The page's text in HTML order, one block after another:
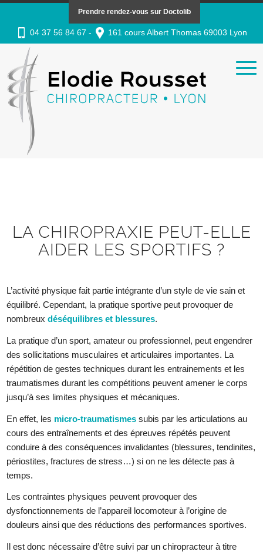
Prendre rendez-vous sur Doctolib
04 37 56 84 67 - 161 cours Albert Thomas 69003 Lyon
LA CHIROPRAXIE PEUT-ELLE
AIDER LES SPORTIFS ?
L’activité physique fait partie intégrante d’un style de vie sain et
équilibré. Cependant, la pratique sportive peut provoquer de
nombreuxdéséquilibres et blessures.
La pratique d’un sport, amateur ou professionnel, peut engendrer
des sollicitations musculaires et articulaires importantes. La
répétition de gestes techniques durant les entrainements et les
traumatismes durant les compétitions peuvent amener le corps
jusqu’à ses limites physiques et mécaniques.
En effet, les micro-traumatismes subis par les articulations au
cours des entraînements et des épreuves répétés peuvent
conduire à des conséquences invalidantes (blessures, tendinites,
périostites, fractures de stress…) si on ne les détecte pas à
temps.
Les contraintes physiques peuvent provoquer des
dysfonctionnements de l’appareil locomoteur à l’origine de
douleurs ainsi que des réductions des performances sportives.
Il est donc nécessaire d’être suivi par un chiropracteur à titre